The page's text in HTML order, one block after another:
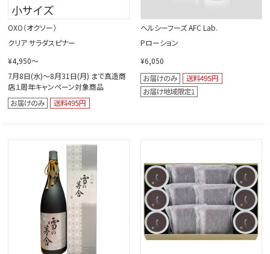
OXO（オクソー）
クリア サラダスピナー
¥4,950～
7月8日(水)～8月31日(月) まで真造商
店１周年キャンペーン対象商品
ヘルシーフーズ AFC Lab.
Pローション
¥6,050